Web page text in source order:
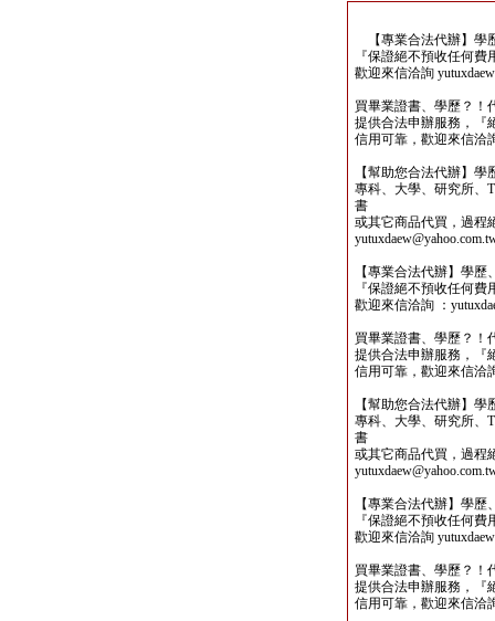
【專業合法代辦】學
『保證絕不預收任何
歡迎來信洽詢
買畢業證書、學歷？！
提供合法申辦服務，『
信用可靠，歡迎來信洽
【幫助您合法代辦】
專科、大學、研究所、
書
或其它商品代買，過程
【專業合法代辦】學
『保證絕不預收任何
歡迎來信洽詢 ：
買畢業證書、學歷？！
提供合法申辦服務，『
信用可靠，歡迎來信洽
【幫助您合法代辦】
專科、大學、研究所、
書
或其它商品代買，過程
【專業合法代辦】學
『保證絕不預收任何
歡迎來信洽詢
買畢業證書、學歷？！
提供合法申辦服務，『
信用可靠，歡迎來信洽